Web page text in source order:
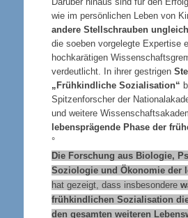
wie im persönlichen Leben von
andere Stellschrauben
die soeben vorgelegte Expertise
hochkarätigen
verdeutlicht. In ihrer gestrigen
„Frühkindliche Sozialisation“
Spitzenforscher der
und weitere
lebensprägende Phase der
°
Die Forschung aus Biologie,
Soziologie und Ökonomie der
hat gezeigt, dass insbesondere
frühkindlichen Sozialisation
den gesamten weiteren